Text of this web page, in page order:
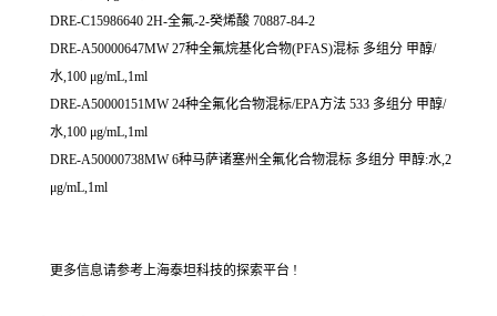
DRE-C15986640 2H-全氟-2-癸烯酸 70887-84-2
DRE-A50000647MW 27种全氟烷基化合物(PFAS)混标 多组分 甲醇/
水,100 μg/mL,1ml
DRE-A50000151MW 24种全氟化合物混标/EPA方法 533 多组分 甲醇/
水,100 μg/mL,1ml
DRE-A50000738MW 6种马萨诸塞州全氟化合物混标 多组分 甲醇:水,2
μg/mL,1ml
更多信息请参考上海泰坦科技的探索平台 !